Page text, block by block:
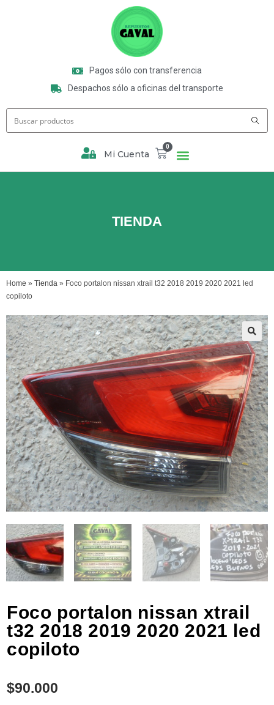
Pagos sólo con transferencia
Despachos sólo a oficinas del transporte
Mi Cuenta
0
TIENDA
Home » Tienda » Foco portalon nissan xtrail t32 2018 2019 2020 2021 led
copiloto
Foco portalon nissan xtrail
t32 2018 2019 2020 2021 led
copiloto
$90.000